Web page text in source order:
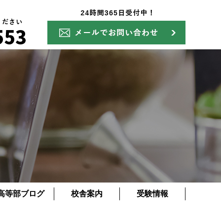
等部ブログ 校舎案内 受験情報